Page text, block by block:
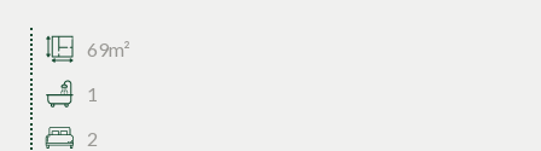
69m²
1
2